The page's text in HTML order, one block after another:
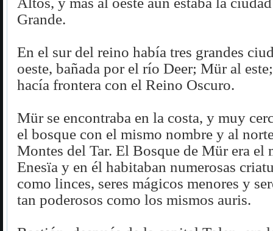
Grande.
En el sur del reino había tres grandes
oeste, bañada por el río Deer; Mür al
hacía frontera con el Reino Oscuro.
Mür se encontraba en la costa, y muy
el bosque con el mismo nombre y al
Montes del Tar. El Bosque de Mür era el
Enesïa y en él habitaban numerosas
como linces, seres mágicos menores y
tan poderosos como los mismos auris.